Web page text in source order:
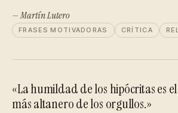
— Martín Lutero
FRASES MOTIVADORAS CRÍTICA
«La humildad de los hipócritas es
más altanero de los orgullos.»